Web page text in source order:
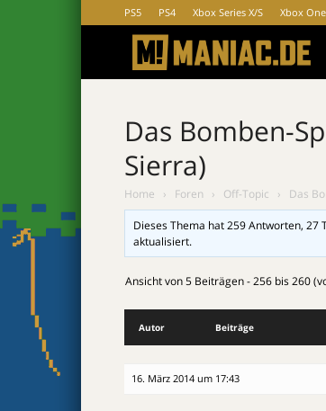
PS5 PS4 Xbox Series X/S Xbox One
Das Bomben-
Sierra)
Home › Foren › Off-Topic › Das
Dieses Thema hat 259 Antworten,
aktualisiert.
Ansicht von 5 Beiträgen - 256 bis 260
Autor Beiträge
16. März 2014 um 17:43